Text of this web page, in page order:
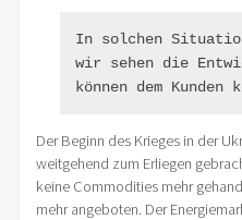
In solchen
wir sehen die
können dem
Der Beginn des Krieges in der
weitgehend zum Erliegen
keine Commodities mehr
mehr angeboten. Der